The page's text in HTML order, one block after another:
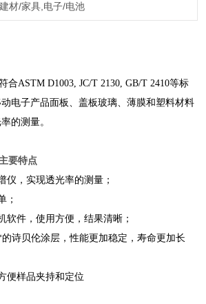
建材/家具,电子/电池
合ASTM D1003, JC/T 2130, GB/T 2410等标
电子产品面板、盖板玻璃、薄膜和塑料材料
的测量。
要特点
仪，实现透光率的测量；
；
软件，使用方便，结果清晰；
诗贝伦涂层，性能更加稳定，寿命更加长
便样品夹持和定位